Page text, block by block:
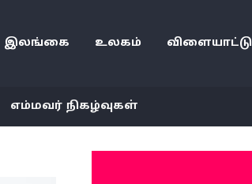
இலங்கை உலகம் விளையாட்டு
எம்மவர் நிகழ்வுகள்